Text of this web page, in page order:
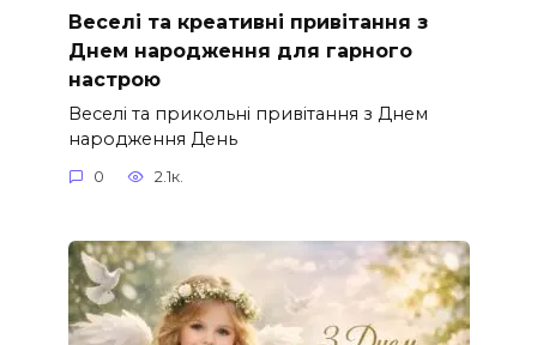
Веселі та креативні привітання з
Днем народження для гарного
настрою
Веселі та прикольні привітання з Днем
народження День
0 2.1к.